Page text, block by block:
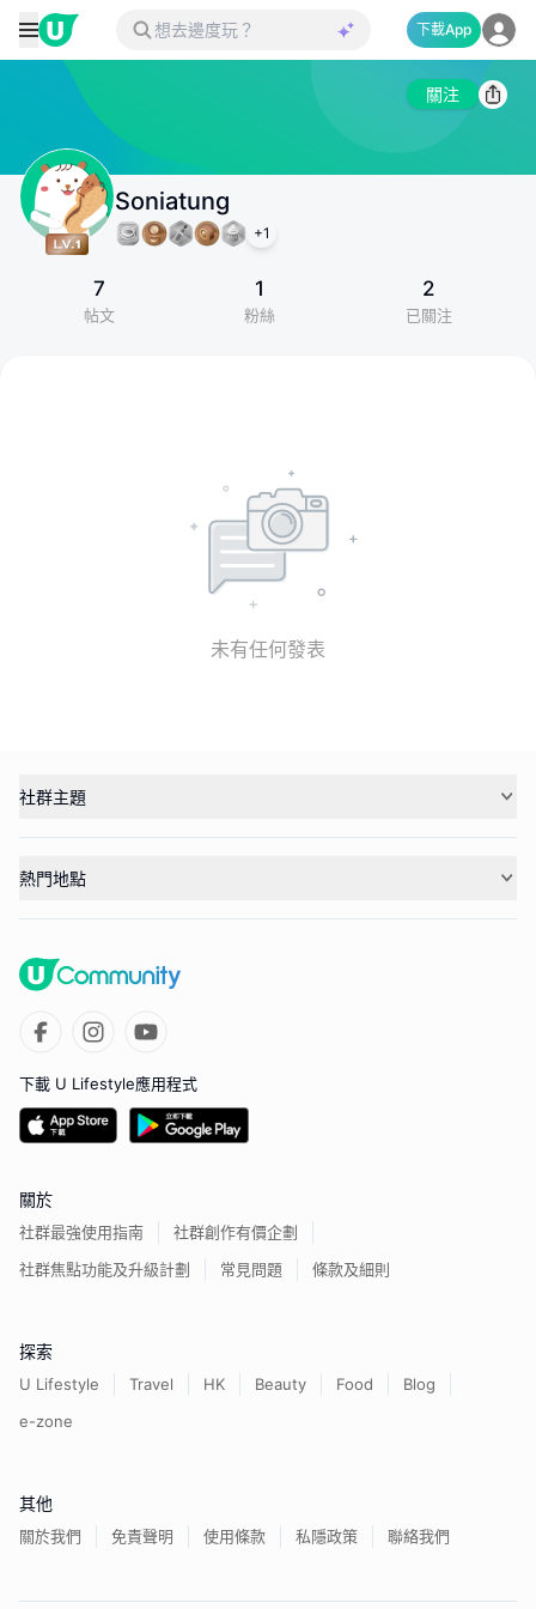
下載App
關注
Soniatung
+1
7
帖文
1
粉絲
2
已關注
未有任何發表
社群主題
熱門地點
下載 U Lifestyle應用程式
關於
社群最強使用指南
社群創作有價企劃
社群焦點功能及升級計劃
常見問題 條款及細則
探索
U Lifestyle Travel HK Beauty Food
Blog
e-zone
其他
關於我們 免責聲明 使用條款 私隱政策 聯絡我們